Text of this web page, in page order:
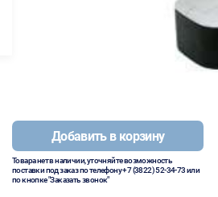
Добавить в корзину
Товара нет в наличии, уточняйте возможность
поставки под заказ по телефону+7 (3822) 52-34-73или
по кнопке "Заказать звонок"